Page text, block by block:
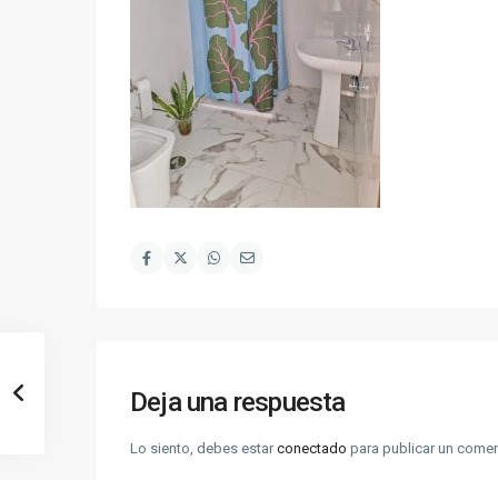
Deja una respuesta
Lo siento, debes estarconectado para publicar un